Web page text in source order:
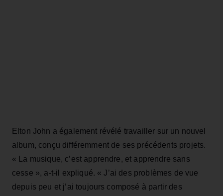
Elton John a également révélé travailler sur un nouvel
album, conçu différemment de ses précédents projets.
« La musique, c’est apprendre, et apprendre sans
cesse », a‑t‑il expliqué. « J’ai des problèmes de vue
depuis peu et j’ai toujours composé à partir des